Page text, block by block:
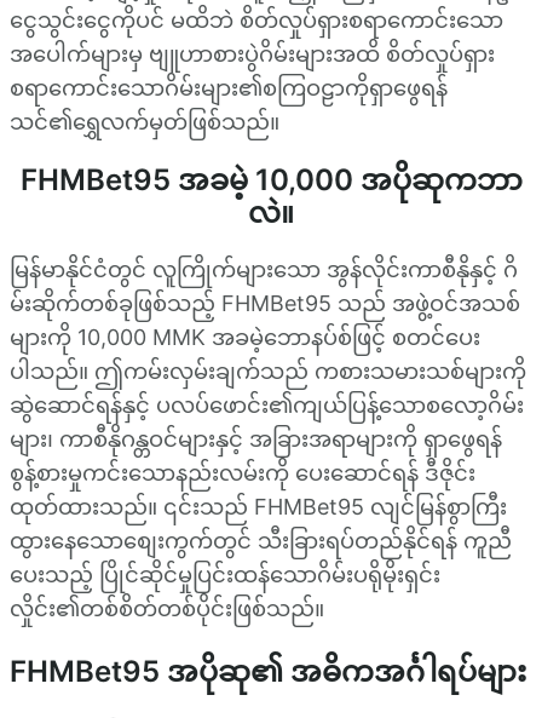
ငွေသွင်းငွေကိုပင် မထိဘဲ စိတ်လှုပ်ရှားစရာကောင်းသော
အပေါက်များမှ ဗျူဟာစားပွဲဂိမ်းများအထိ စိတ်လှုပ်ရှား
စရာကောင်းသောဂိမ်းများ၏စကြဝဠာကိုရှာဖွေရန်
သင်၏ရွှေလက်မှတ်ဖြစ်သည်။
FHMBet95 အခမဲ့ 10,000 အပိုဆုကဘာ
လဲ။
မြန်မာနိုင်ငံတွင် လူကြိုက်များသော အွန်လိုင်းကာစီနိုနှင့် ဂိ
မ်းဆိုက်တစ်ခုဖြစ်သည့် FHMBet95 သည် အဖွဲ့ဝင်အသစ်
များကို 10,000 MMK အခမဲ့ဘောနပ်စ်ဖြင့် စတင်ပေး
ပါသည်။ ဤကမ်းလှမ်းချက်သည် ကစားသမားသစ်များကို
ဆွဲဆောင်ရန်နှင့် ပလပ်ဖောင်း၏ကျယ်ပြန့်သောစလော့ဂိမ်း
များ၊ ကာစီနိုဂန္တဝင်များနှင့် အခြားအရာများကို ရှာဖွေရန်
စွန့်စားမှုကင်းသောနည်းလမ်းကို ပေးဆောင်ရန် ဒီဇိုင်း
ထုတ်ထားသည်။ ၎င်းသည် FHMBet95 လျင်မြန်စွာကြီး
ထွားနေသောစျေးကွက်တွင် သီးခြားရပ်တည်နိုင်ရန် ကူညီ
ပေးသည့် ပြိုင်ဆိုင်မှုပြင်းထန်သောဂိမ်းပရိုမိုးရှင်း
လှိုင်း၏တစ်စိတ်တစ်ပိုင်းဖြစ်သည်။
FHMBet95 အပိုဆု၏ အဓိကအင်္ဂါရပ်များ